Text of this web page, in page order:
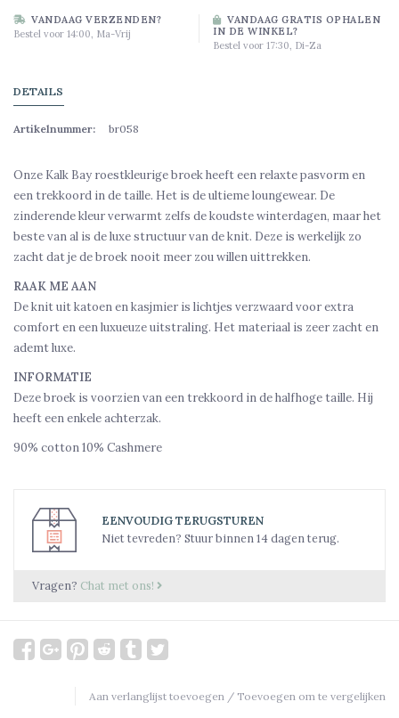
VANDAAG VERZENDEN?
Bestel voor 14:00, Ma-Vrij
VANDAAG GRATIS OPHALEN
IN DE WINKEL?
Bestel voor 17:30, Di-Za
DETAILS
Artikelnummer: br058
Onze Kalk Bay roestkleurige broek heeft een relaxte pasvorm en
een trekkoord in de taille. Het is de ultieme loungewear. De
zinderende kleur verwarmt zelfs de koudste winterdagen, maar het
beste van al is de luxe structuur van de knit. Deze is werkelijk zo
zacht dat je de broek nooit meer zou willen uittrekken.
RAAK ME AAN
De knit uit katoen en kasjmier is lichtjes verzwaard voor extra
comfort en een luxueuze uitstraling. Het materiaal is zeer zacht en
ademt luxe.
INFORMATIE
Deze broek is voorzien van een trekkoord in de halfhoge taille. Hij
heeft een enkele achterzak.
90% cotton 10% Cashmere
EENVOUDIG TERUGSTUREN
Niet tevreden? Stuur binnen 14 dagen terug.
Vragen? Chat met ons!
Aan verlanglijst toevoegen / Toevoegen om te vergelijken